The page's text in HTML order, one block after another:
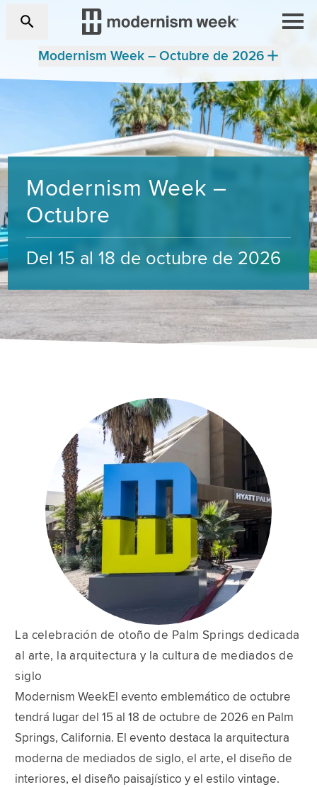
Modernism Week – Octubre de 2026
Modernism Week –
Octubre
Del 15 al 18 de octubre de 2026
La celebración de otoño de Palm Springs dedicada
al arte, la arquitectura y la cultura de mediados de
siglo
Modernism WeekEl evento emblemático de octubre
tendrá lugar del 15 al 18 de octubre de 2026 en Palm
Springs, California. El evento destaca la arquitectura
moderna de mediados de siglo, el arte, el diseño de
interiores, el diseño paisajístico y el estilo vintage.